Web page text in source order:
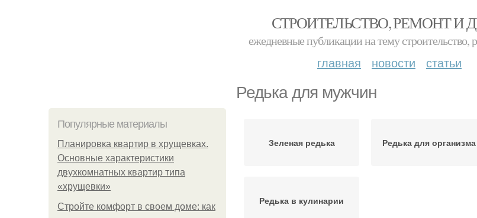
СТРОИТЕЛЬСТВО, РЕМОНТ И
ежедневные публикации на тему строительство,
главная новости статьи
Редька для мужчин
Популярные материалы
Планировка квартир в хрущевках.
Основные характеристики
двухкомнатных квартир типа
«хрущевки»
Стройте комфорт в своем доме: как
Зеленая редька Редька для организма
Редька в кулинарии